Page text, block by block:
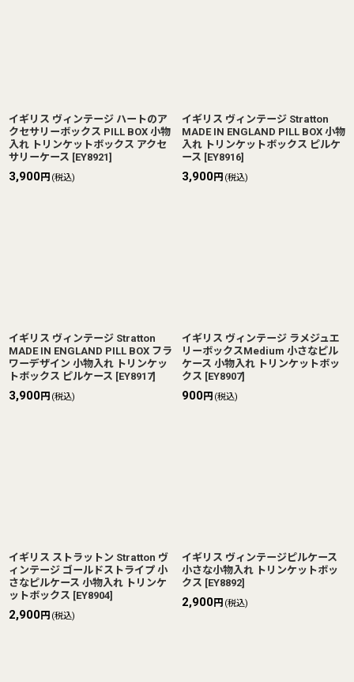
イギリス ヴィンテージ ハートのア
クセサリーボックス PILL BOX 小物
入れ トリンケットボックス アクセ
サリーケース [EY8921]
3,900円 (税込)
イギリス ヴィンテージ Stratton
MADE IN ENGLAND PILL BOX 小物
入れ トリンケットボックス ピルケ
ース [EY8916]
3,900円 (税込)
イギリス ヴィンテージ Stratton
MADE IN ENGLAND PILL BOX フラ
ワーデザイン 小物入れ トリンケッ
トボックス ピルケース [EY8917]
3,900円 (税込)
イギリス ヴィンテージ ラメジュエ
リーボックスMedium 小さなピル
ケース 小物入れ トリンケットボッ
クス [EY8907]
900円 (税込)
イギリス ストラットン Stratton ヴ
ィンテージ ゴールドストライプ 小
さなピルケース 小物入れ トリンケ
ットボックス [EY8904]
2,900円 (税込)
イギリス ヴィンテージピルケース
小さな小物入れ トリンケットボッ
クス [EY8892]
2,900円 (税込)